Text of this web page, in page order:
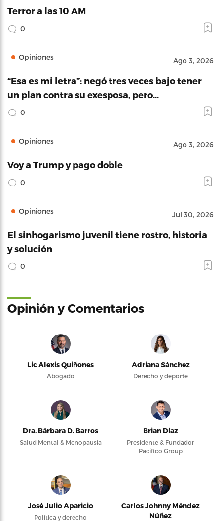
Terror a las 10 AM
0
Opiniones Ago 3, 2026
“Esa es mi letra”: negó tres veces bajo tener
un plan contra su exesposa, pero…
0
Opiniones Ago 3, 2026
Voy a Trump y pago doble
0
Opiniones Jul 30, 2026
El sinhogarismo juvenil tiene rostro, historia
y solución
0
Opinión y Comentarios
Lic Alexis Quiñones
Abogado
Adriana Sánchez
Derecho y deporte
Dra. Bárbara D. Barros
Salud Mental & Menopausia
Brian Díaz
Presidente & Fundador
Pacifico Group
José Julio Aparicio
Política y derecho
Carlos Johnny Méndez
Núñez